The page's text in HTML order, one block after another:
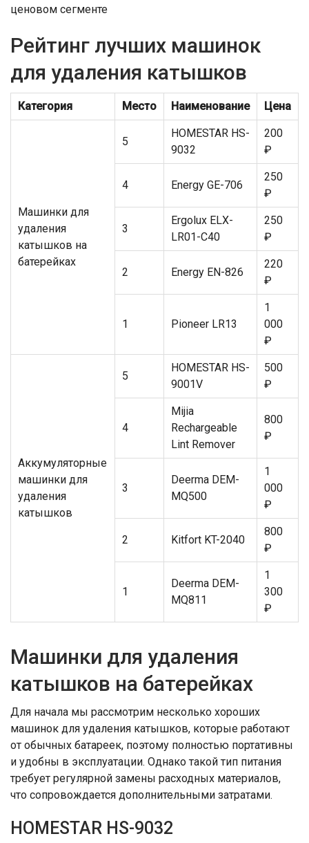
ценовом сегменте
Рейтинг лучших машинок
для удаления катышков
Категория Место Наименование Цена
Машинки для
удаления
катышков на
батерейках
5
HOMESTAR HS-
9032
200
₽
4 Energy GE-706
250
₽
3
Ergolux ELX-
LR01-C40
250
₽
2 Energy EN-826
220
₽
1 Pioneer LR13
1
000
₽
Аккумуляторные
машинки для
удаления
катышков
5
HOMESTAR HS-
9001V
500
₽
4
Mijia
Rechargeable
Lint Remover
800
₽
3
Deerma DEM-
MQ500
1
000
₽
2 Kitfort KT-2040
800
₽
1
Deerma DEM-
MQ811
1
300
₽
Машинки для удаления
катышков на батерейках
Для начала мы рассмотрим несколько хороших
машинок для удаления катышков, которые работают
от обычных батареек, поэтому полностью портативны
и удобны в эксплуатации. Однако такой тип питания
требует регулярной замены расходных материалов,
что сопровождается дополнительными затратами.
HOMESTAR HS-9032